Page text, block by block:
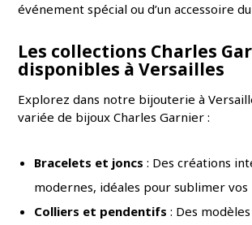
événement spécial ou d’un accessoire
Les collections Charles
disponibles à Versailles
Explorez dans notre bijouterie à
variée de bijoux Charles Garnier :
Bracelets et joncs : Des créations
modernes, idéales pour sublimer vos
Colliers et pendentifs : Des